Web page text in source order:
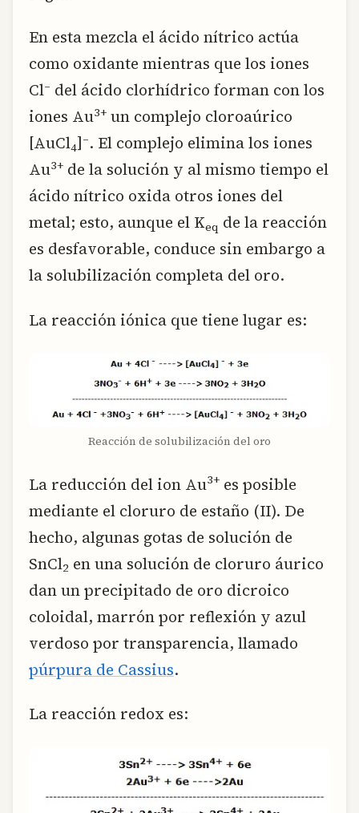
En esta mezcla el ácido nítrico actúa
como oxidante mientras que los iones
Cl– del ácido clorhídrico forman con los
iones Au3+ un complejo cloroaúrico
[AuCl4]–. El complejo elimina los iones
Au3+ de la solución y al mismo tiempo el
ácido nítrico oxida otros iones del
metal; esto, aunque el Keq de la reacción
es desfavorable, conduce sin embargo a
la solubilización completa del oro.
La reacción iónica que tiene lugar es:
Reacción de solubilización del oro
La reducción del ion Au3+ es posible
mediante el cloruro de estaño (II). De
hecho, algunas gotas de solución de
SnCl2 en una solución de cloruro áurico
dan un precipitado de oro dicroico
coloidal, marrón por reflexión y azul
verdoso por transparencia, llamado
púrpura de Cassius.
La reacción redox es: